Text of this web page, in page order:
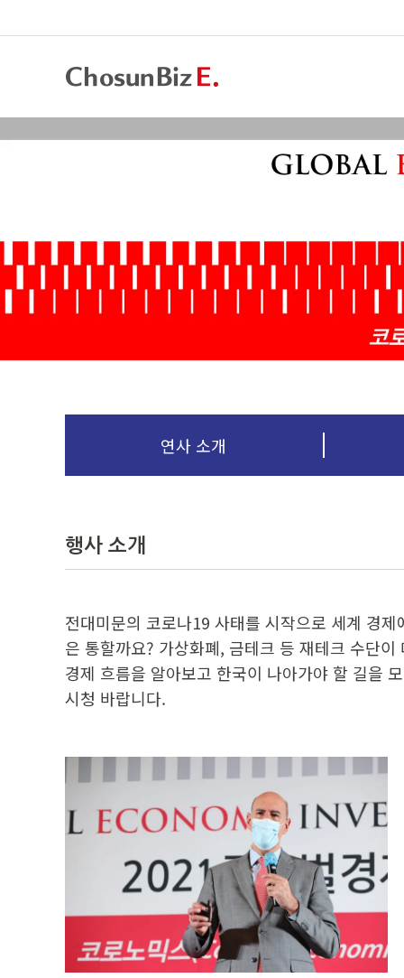
연사 소개
행사 소개
전대미문의 코로나19 사태를 시작으로 세계 경
은 통할까요? 가상화폐, 금테크 등 재테크 수단
경제 흐름을 알아보고 한국이 나아가야 할 길을
시청 바랍니다.